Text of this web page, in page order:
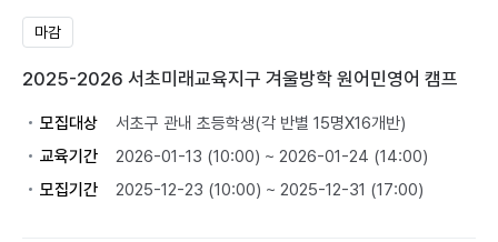
마감
2025-2026 서초미래교육지구 겨울방학 원어민영어 캠프
모집대상
서초구 관내 초등학생(각 반별 15명X16개반)
교육기간
2026-01-13 (10:00) ~ 2026-01-24 (14:00)
모집기간
2025-12-23 (10:00) ~ 2025-12-31 (17:00)